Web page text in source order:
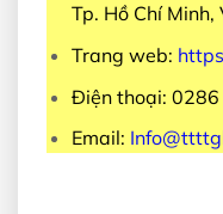
Tp. Hồ Chí Minh,
Trang web:
Điện thoại:
Email: